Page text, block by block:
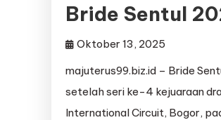
Bride Sentul
Oktober 13, 2025
majuterus99.biz.id – Bride
setelah seri ke-4 kejuaraan
International Circuit, Bogor,